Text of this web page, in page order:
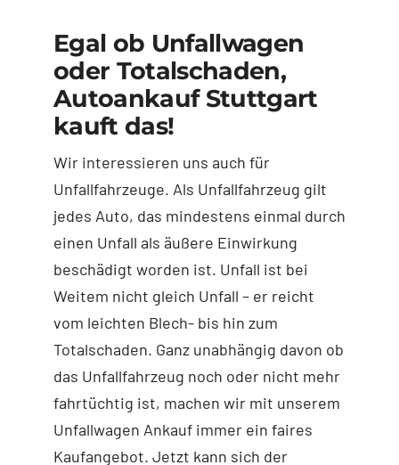
Egal ob Unfallwagen
oder Totalschaden,
Autoankauf Stuttgart
kauft das!
Wir interessieren uns auch für
Unfallfahrzeuge. Als Unfallfahrzeug gilt
jedes Auto, das mindestens einmal durch
einen Unfall als äußere Einwirkung
beschädigt worden ist. Unfall ist bei
Weitem nicht gleich Unfall – er reicht
vom leichten Blech- bis hin zum
Totalschaden. Ganz unabhängig davon ob
das Unfallfahrzeug noch oder nicht mehr
fahrtüchtig ist, machen wir mit unserem
Unfallwagen Ankauf immer ein faires
Kaufangebot. Jetzt kann sich der